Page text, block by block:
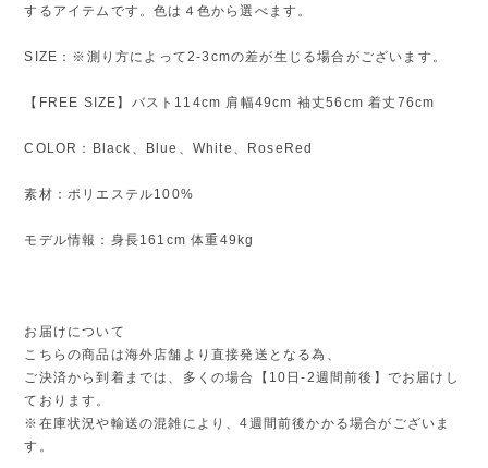
するアイテムです。色は４色から選べます。
SIZE：※測り方によって2-3cmの差が生じる場合がございます。
【FREE SIZE】バスト114cm 肩幅49cm 袖丈56cm 着丈76cm
COLOR：Black、Blue、White、RoseRed
素材：ポリエステル100%
モデル情報：身長161cm 体重49kg
お届けについて
こちらの商品は海外店舗より直接発送となる為、
ご決済から到着までは、多くの場合【10日-2週間前後】でお届けし
ております。
※在庫状況や輸送の混雑により、4週間前後かかる場合がございま
す。